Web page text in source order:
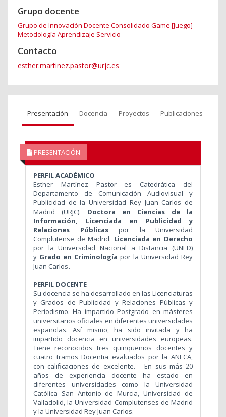
Grupo docente
Grupo de Innovación Docente Consolidado Game [Juego]
Metodología Aprendizaje Servicio
Contacto
esther.martinez.pastor@urjc.es
Presentación Docencia Proyectos Publicaciones
PRESENTACIÓN
PERFIL ACADÉMICO
Esther Martínez Pastor es Catedrática del
Departamento de Comunicación Audiovisual y
Publicidad de la Universidad Rey Juan Carlos de
Madrid (URJC). Doctora en Ciencias de la
Información, Licenciada en Publicidad y
Relaciones Públicas por la Universidad
Complutense de Madrid. Licenciada en Derecho
por la Universidad Nacional a Distancia (UNED)
y Grado en Criminología por la Universidad Rey
Juan Carlos.
PERFIL DOCENTE
Su docencia se ha desarrollado en las Licenciaturas
y Grados de Publicidad y Relaciones Públicas y
Periodismo. Ha impartido Postgrado en másteres
universitarios oficiales en diferentes universidades
españolas. Así mismo, ha sido invitada y ha
impartido docencia en universidades europeas.
Tiene reconocidos tres quinquenios docentes y
cuatro tramos Docentia evaluados por la ANECA,
con calificaciones de excelente. En sus más 20
años de experiencia docente ha estado en
diferentes universidades como la Universidad
Católica San Antonio de Murcia, Universidad de
Valladolid, la Universidad Complutenses de Madrid
y la Universidad Rey Juan Carlos.